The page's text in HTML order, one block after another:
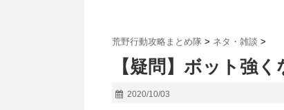
荒野行動攻略まとめ隊 > ネタ・雑談 >
【疑問】ボット強
2020/10/03